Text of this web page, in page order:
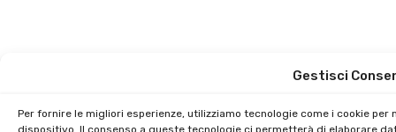
Gestisci
Per fornire le migliori esperienze, utilizziamo tecnologie come i cookie
dispositivo. Il consenso a queste tecnologie ci permetterà di elaborare